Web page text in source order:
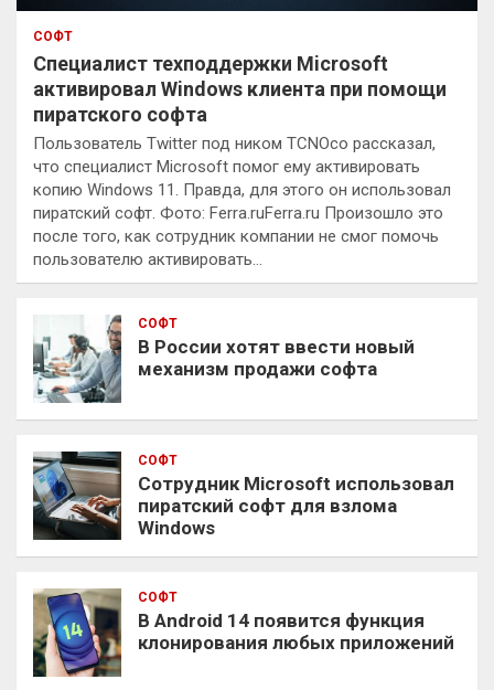
СОФТ
Специалист техподдержки Microsoft
активировал Windows клиента при помощи
пиратского софта
Пользователь Twitter под ником TCNOco рассказал,
что специалист Microsoft помог ему активировать
копию Windows 11. Правда, для этого он использовал
пиратский софт. Фото: Ferra.ruFerra.ru Произошло это
после того, как сотрудник компании не смог помочь
пользователю активировать…
СОФТ
В России хотят ввести новый
механизм продажи софта
СОФТ
Сотрудник Microsoft использовал
пиратский софт для взлома
Windows
СОФТ
В Android 14 появится функция
клонирования любых приложений